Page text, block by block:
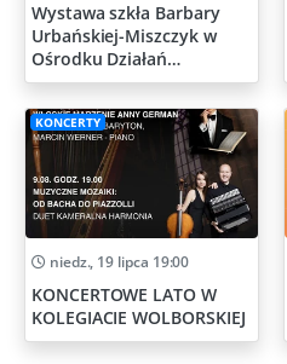
Wystawa szkła Barbary
Urbańskiej-Miszczyk w
Ośrodku Działań
Artystycznych
KONCERTY
niedz., 19 lipca 19:00
KONCERTOWE LATO W
KOLEGIACIE WOLBORSKIEJ